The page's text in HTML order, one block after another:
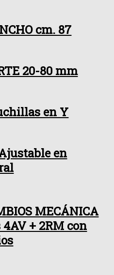
cm. 87
20-80 mm
en Y
en
MECÁNICA
+ 2RM con